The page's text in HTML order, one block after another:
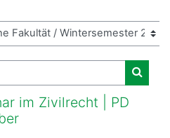
Kurse
im Zivilrecht | PD